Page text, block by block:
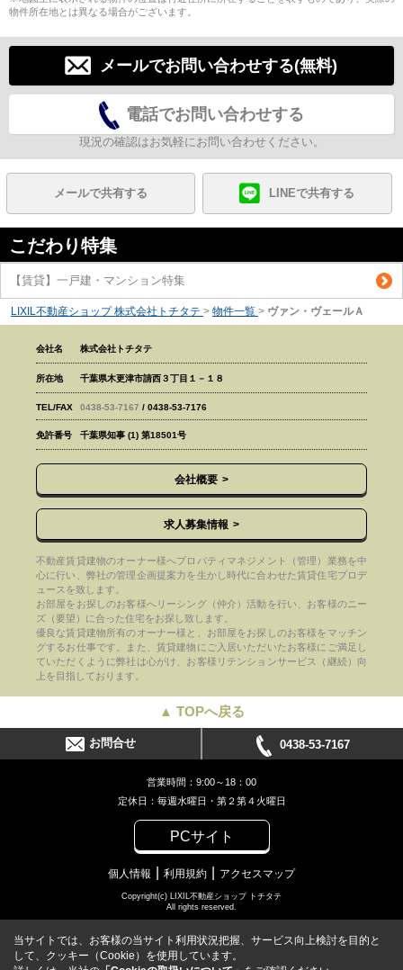
物件所在地とは異なる場合がございます。
メールでお問い合わせする(無料)
電話でお問い合わせする
現況の確認はお気軽にお問い合わせください。
メールで共有する LINEで共有する
こだわり特集
【賃貸】一戸建・マンション特集
LIXIL不動産ショップ 株式会社トチタテ > 物件一覧 > ヴァン・ヴェールＡ
会社名 株式会社トチタテ
所在地 千葉県木更津市請西３丁目１－１８
TEL/FAX 0438-53-7167 / 0438-53-7176
免許番号 千葉県知事 (1) 第18501号
会社概要
求人募集情報
不動産賃貸建物のオーナー様へプロパティマネジメント（管理）業務を中
心に行い、弊社の管理企画提案力を生かし時代に合わせた賃貸住宅プロデ
ュースを致します。
お部屋をお探しのお客様へリーシング（仲介）活動を行い、お客様のニー
ズ（要望）に合った住宅をお探し致します。
優良な賃貸建物所有のオーナー様と、お部屋をお探しのお客様をマッチン
グするお仕事です。また、賃貸建物にご入居いただいたお客様にご満足し
ていただくように弊社は心がけ、お客様リテンションサービス（継続）向
上を目指しております。
▲ TOPへ戻る
お問合せ 0438-53-7167
営業時間：9:00～18：00
定休日：毎週水曜日・第２第４火曜日
PCサイト
個人情報 利用規約 アクセスマップ
Copyright(c) LIXIL不動産ショップ トチタテ
All rights reserved.
当サイトでは、お客様の当サイト利用状況把握、サービス向上検討を目的と
して、クッキー（Cookie）を使用しています。